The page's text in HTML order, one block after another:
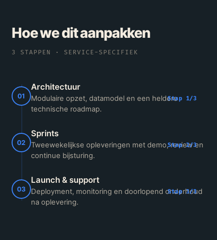
Hoe we dit aanpakken
3 STAPPEN · SERVICE-SPECIFIEK
01
Architectuur
Modulaire opzet, datamodel en een heldere
technische roadmap.
Stap 1/3
02
Sprints
Tweewekelijkse opleveringen met demo, review en
continue bijsturing.
Stap2/3
03
Launch & support
Deployment, monitoring en doorlopend onderhoud
na oplevering.
Stap3/3